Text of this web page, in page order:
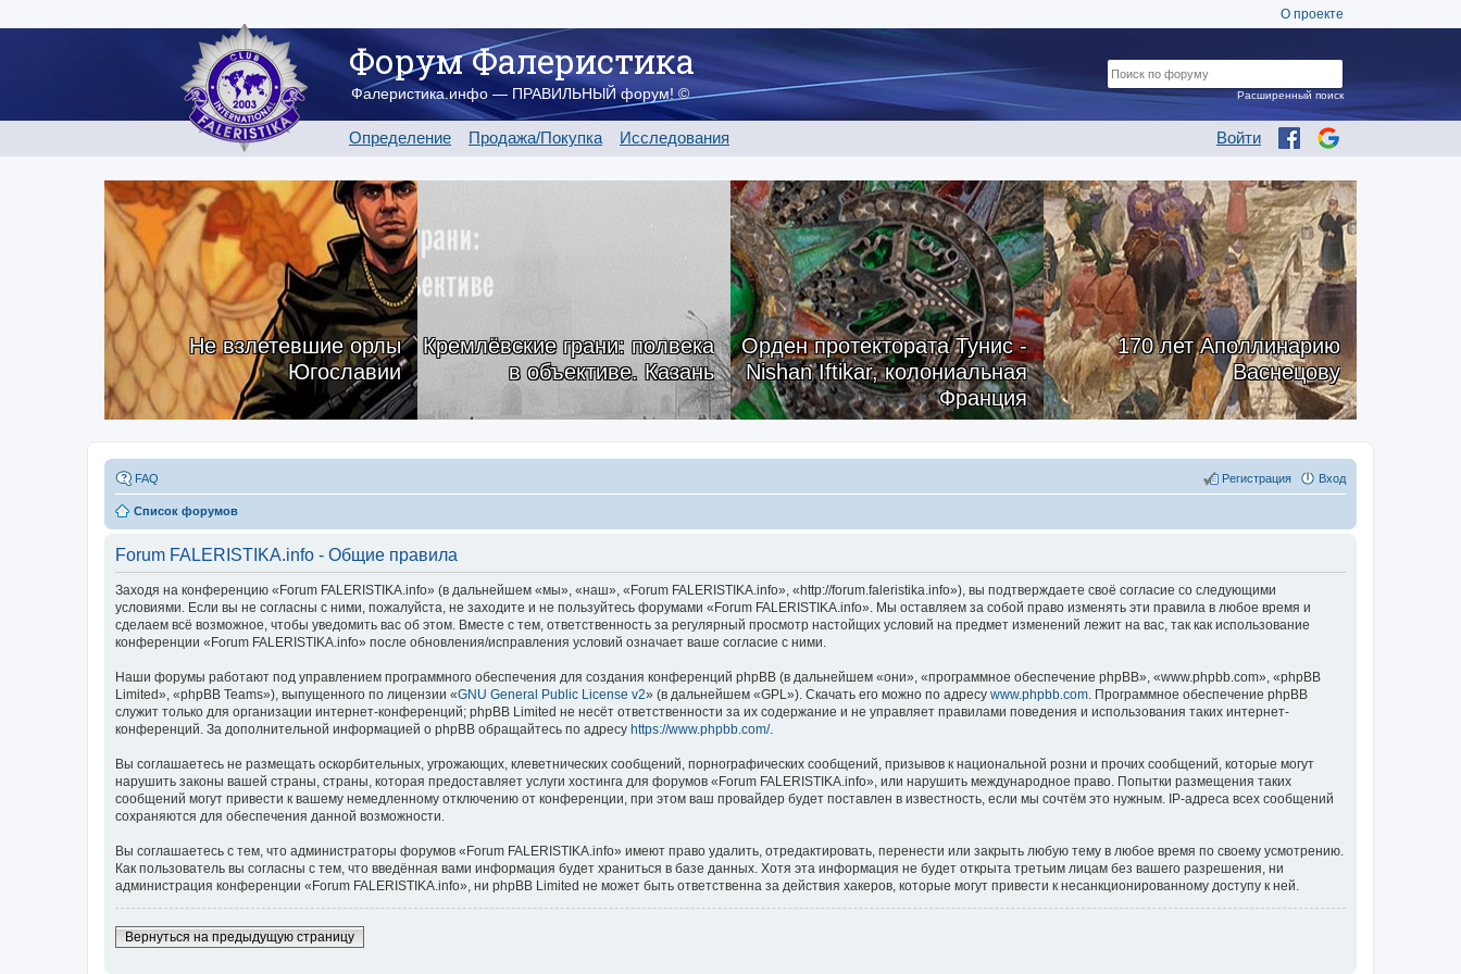
О проекте
Форум Фалеристика
Фалеристика.инфо — ПРАВИЛЬНЫЙ форум! ©
Определение Продажа/Покупка Исследования Войти
Расширенный поиск
Не взлетевшие орлы
Югославии
Кремлёвские грани: полвека
в объективе. Казань
Орден протектората Тунис -
Nishan Iftikar, колониальная
Франция
170 лет Аполлинарию
Васнецову
FAQ Вход
Регистрация
Список форумов
Forum FALERISTIKA.info - Общие правила
Заходя на конференцию «Forum FALERISTIKA.info» (в дальнейшем «мы», «наш», «Forum FALERISTIKA.info», «http://forum.faleristika.info»), вы подтверждаете своё согласие со следующими
условиями. Если вы не согласны с ними, пожалуйста, не заходите и не пользуйтесь форумами «Forum FALERISTIKA.info». Мы оставляем за собой право изменять эти правила в любое время и
сделаем всё возможное, чтобы уведомить вас об этом. Вместе с тем, ответственность за регулярный просмотр настойщих условий на предмет изменений лежит на вас, так как использование
конференции «Forum FALERISTIKA.info» после обновления/исправления условий означает ваше согласие с ними.
Наши форумы работают под управлением программного обеспечения для создания конференций phpBB (в дальнейшем «они», «программное обеспечение phpBB», «www.phpbb.com», «phpBB
Limited», «phpBB Teams»), выпущенного по лицензии «GNU General Public License v2» (в дальнейшем «GPL»). Скачать его можно по адресу www.phpbb.com. Программное обеспечение phpBB
служит только для организации интернет-конференций; phpBB Limited не несёт ответственности за их содержание и не управляет правилами поведения и использования таких интернет-
конференций. За дополнительной информацией о phpBB обращайтесь по адресу https://www.phpbb.com/.
Вы соглашаетесь не размещать оскорбительных, угрожающих, клеветнических сообщений, порнографических сообщений, призывов к национальной розни и прочих сообщений, которые могут
нарушить законы вашей страны, страны, которая предоставляет услуги хостинга для форумов «Forum FALERISTIKA.info», или нарушить международное право. Попытки размещения таких
сообщений могут привести к вашему немедленному отключению от конференции, при этом ваш провайдер будет поставлен в известность, если мы сочтём это нужным. IP-адреса всех сообщений
сохраняются для обеспечения данной возможности.
Вы соглашаетесь с тем, что администраторы форумов «Forum FALERISTIKA.info» имеют право удалить, отредактировать, перенести или закрыть любую тему в любое время по своему усмотрению.
Как пользователь вы согласны с тем, что введённая вами информация будет храниться в базе данных. Хотя эта информация не будет открыта третьим лицам без вашего разрешения, ни
администрация конференции «Forum FALERISTIKA.info», ни phpBB Limited не может быть ответственна за действия хакеров, которые могут привести к несанкционированному доступу к ней.
Вернуться на предыдущую страницу